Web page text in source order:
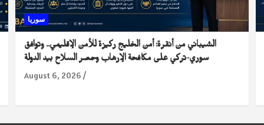
سوريا
الشيباني من أنقرة: أمن الخليج ركيزة للأمن الإقليمي.. وتوافق
سوري-تركي على مكافحة الإرهاب وحصر السلاح بيد الدولة
August 6, 2026